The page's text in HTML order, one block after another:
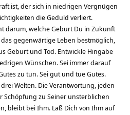
ist, der sich in niedrigen Vergnügen
die Geduld verliert.
darum, welche Geburt Du in Zukunft
gegenwärtige Leben bestmöglich,
Geburt und Tod. Entwickle Hingabe
Wünschen. Sei immer darauf
zu tun. Sei gut und tue Gutes.
Welten. Die Verantwortung, jeden
Schöpfung zu Seiner unsterblichen
bleibt bei Ihm. Laß Dich von Ihm auf